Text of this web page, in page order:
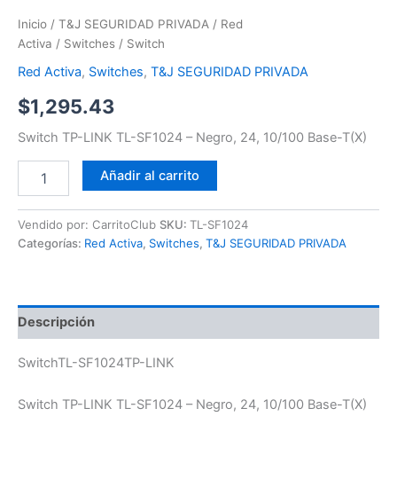
Inicio / T&J SEGURIDAD PRIVADA / Red
Activa / Switches / Switch
Red Activa, Switches, T&J SEGURIDAD PRIVADA
$1,295.43
Switch TP-LINK TL-SF1024 – Negro, 24, 10/100 Base-T(X)
Añadir al carrito
Vendido por: CarritoClub SKU: TL-SF1024
Categorías: Red Activa, Switches, T&J SEGURIDAD PRIVADA
Descripción
SwitchTL-SF1024TP-LINK
Switch TP-LINK TL-SF1024 – Negro, 24, 10/100 Base-T(X)